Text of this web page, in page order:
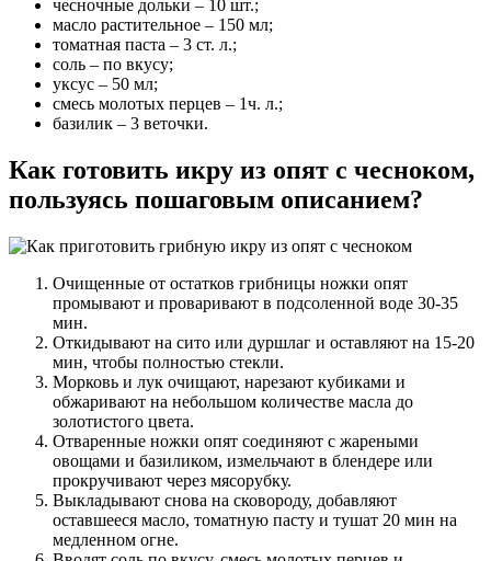
чесночные дольки – 10 шт.;
масло растительное – 150 мл;
томатная паста – 3 ст. л.;
соль – по вкусу;
уксус – 50 мл;
смесь молотых перцев – 1ч. л.;
базилик – 3 веточки.
Как готовить икру из опят с чесноком,
пользуясь пошаговым описанием?
Очищенные от остатков грибницы ножки опят
промывают и проваривают в подсоленной воде 30-35
мин.
Откидывают на сито или дуршлаг и оставляют на 15-20
мин, чтобы полностью стекли.
Морковь и лук очищают, нарезают кубиками и
обжаривают на небольшом количестве масла до
золотистого цвета.
Отваренные ножки опят соединяют с жареными
овощами и базиликом, измельчают в блендере или
прокручивают через мясорубку.
Выкладывают снова на сковороду, добавляют
оставшееся масло, томатную пасту и тушат 20 мин на
медленном огне.